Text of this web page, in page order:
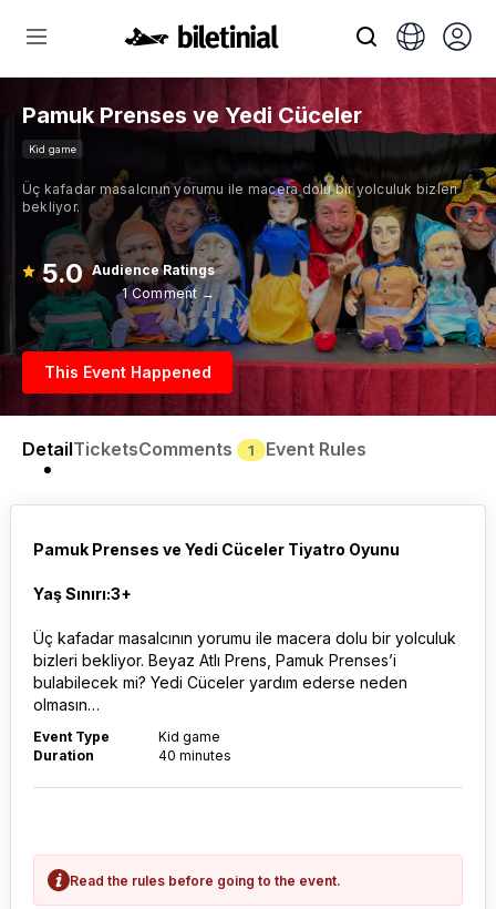
Pamuk Prenses ve Yedi Cüceler
Kid game
Üç kafadar masalcının yorumu ile macera dolu bir yolculuk bizleri
bekliyor.
5.0 Audience Ratings
1 Comment →
This Event Happened
DetailTicketsComments 1 Event Rules
Pamuk Prenses ve Yedi Cüceler Tiyatro Oyunu
Yaş Sınırı:3+
Üç kafadar masalcının yorumu ile macera dolu bir yolculuk
bizleri bekliyor. Beyaz Atlı Prens, Pamuk Prenses’i
bulabilecek mi? Yedi Cüceler yardım ederse neden
olmasın…
Event Type
Kid game
Duration
40 minutes
Read the rules before going to the event.